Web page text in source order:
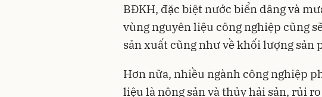
BĐKH, đặc biệt nước biển dâng và
vùng nguyên liệu công nghiệp cũng
sản xuất cũng như về khối lượng sản
Hơn nữa, nhiều ngành công nghiệp
liệu là nông sản và thủy hải sản, rủi